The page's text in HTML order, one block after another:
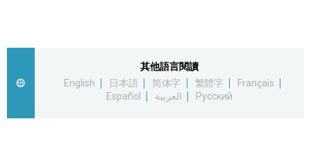
其他語言閱讀
English
日本語 简体字 繁體字
Français
Español
العربية Русский